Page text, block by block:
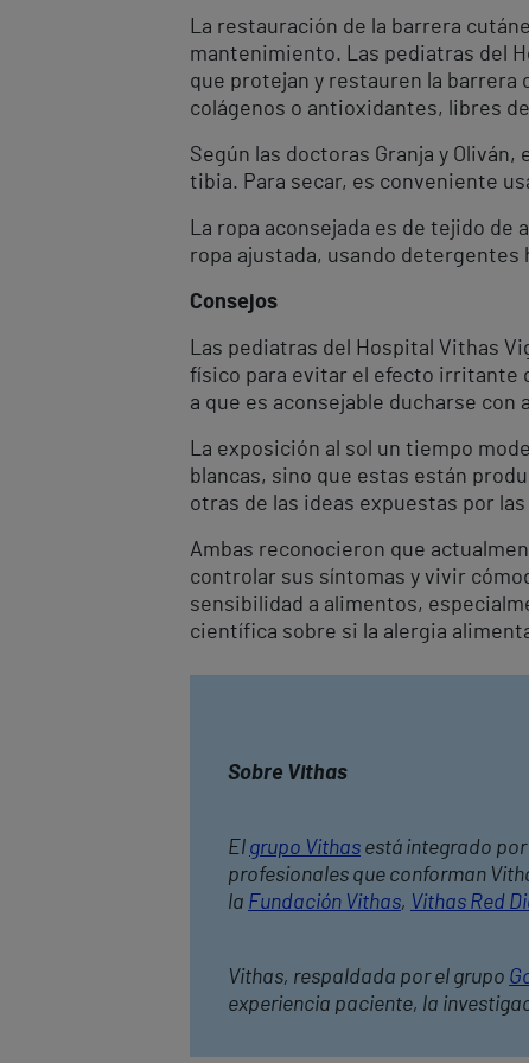
La restauración de la barrera
mantenimiento. Las pediatras del
que protejan y restauren la
colágenos o antioxidantes, libres
Según las doctoras Granja y
tibia. Para secar, es conveniente
La ropa aconsejada es de tejido
ropa ajustada, usando detergentes
Consejos
Las pediatras del Hospital Vithas
físico para evitar el efecto irritante
a que es aconsejable ducharse con
La exposición al sol un tiempo
blancas, sino que estas están
otras de las ideas expuestas por
Ambas reconocieron que
controlar sus síntomas y vivir
sensibilidad a alimentos,
científica sobre si la alergia
Sobre Vithas
El grupo Vithas está integrado
profesionales que conforman
la Fundación Vithas, Vithas Red
Vithas, respaldada por el grupo
experiencia paciente, la